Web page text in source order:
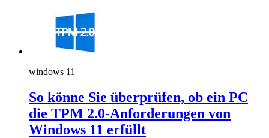
windows 11
So könne Sie überprüfen, ob ein PC
die TPM 2.0-Anforderungen von
Windows 11 erfüllt